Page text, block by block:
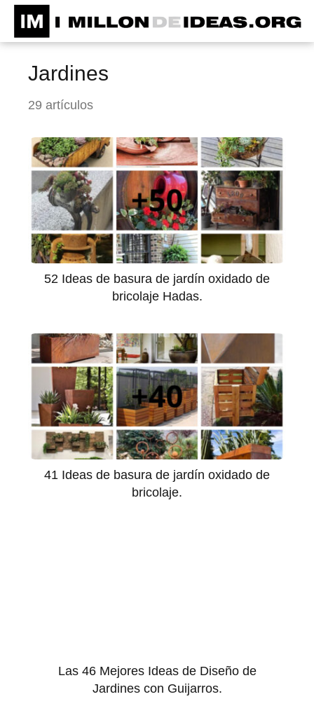
Jardines
29 artículos
52 Ideas de basura de jardín oxidado de
bricolaje Hadas.
41 Ideas de basura de jardín oxidado de
bricolaje.
Las 46 Mejores Ideas de Diseño de
Jardines con Guijarros.